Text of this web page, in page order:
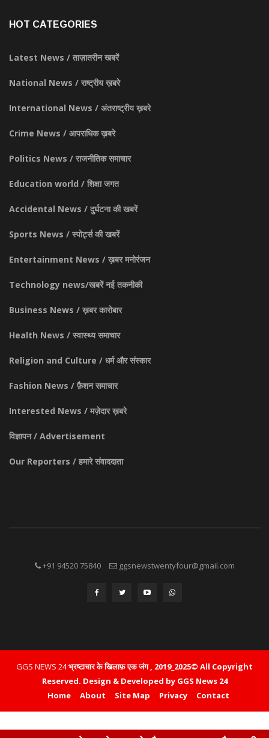
HOT CATEGORIES
Latest News / ताज़ातरीन खबरें
National News / राष्ट्रीय ख़बरे
International News / अंतराष्ट्रीय ख़बरे
Crime News / आपराधिक ख़बरे
Politics News / राजनीतिक समाचार
Education world / शिक्षा जगत
Accidental News / दुर्घटना की खबरें
Sports News / स्पोर्ट्स की खबरें
Entertainment News / ख़बर मनोरंजन
Technology news/खबरें नई तकनीकी
Business News / ख़बर कारोबार
Health News / स्वास्थ्य समाचार
Religion and Culture / धर्म और संस्कार
Fashion News / फ़ैशन समाचार
Interested News / मज़ेदार ख़बरे
विज्ञापन / Advertisement
Our Reporters / हमारे संवाददाता
+91 94520 75840 ggsnewstwentyfour@gmail.com
GGS NEWS 24भ्रष्टाचार के खिलाफ़ एक जंग , 2019_2025© All Copyright
Reserved. Design & Developed by GGS News 24
Home
About Site Map Privacy Contact